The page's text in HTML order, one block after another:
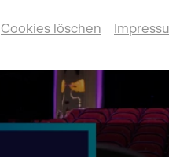
Cookies löschen